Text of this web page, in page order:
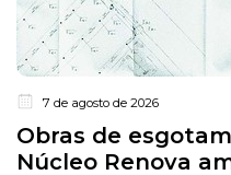
7 de agosto de 2026
Obras de
Núcleo Renova